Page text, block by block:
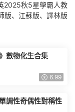
2025秋5星學霸人教
版、江蘇版、譯林版
數物化生合集
6.99
調性奇偶性對稱性